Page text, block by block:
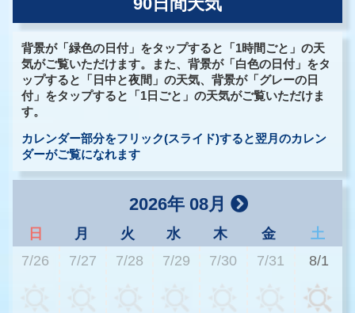
背景が「緑色の日付」をタップすると「1時間ごと」の天
気がご覧いただけます。また、背景が「白色の日付」をタ
ップすると「日中と夜間」の天気、背景が「グレーの日
付」をタップすると「1日ごと」の天気がご覧いただけま
す。
カレンダー部分をフリック(スライド)すると翌月のカレン
ダーがご覧になれます
2026年 08月
日 月 火 水 木 金
土
7/26
7/27 7/28 7/29 7/30 7/31 8/1